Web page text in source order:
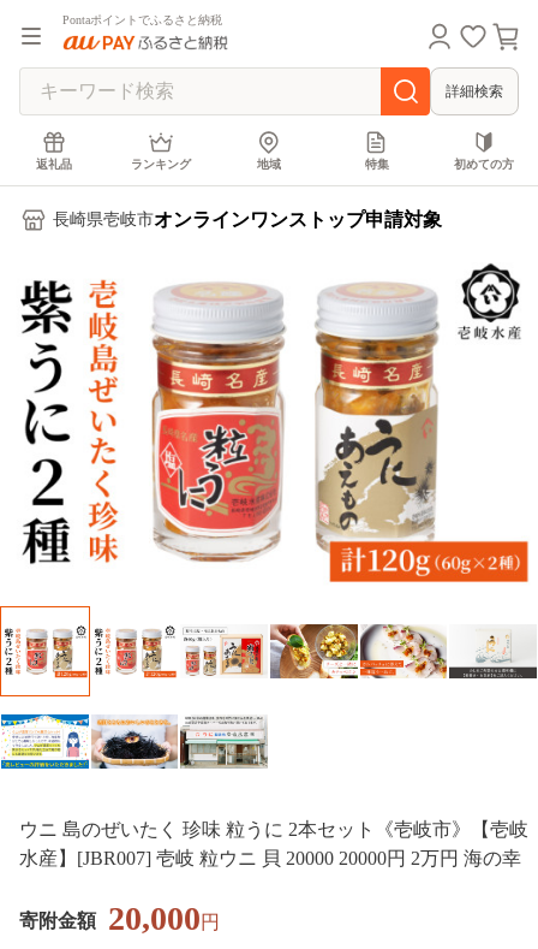
Pontaポイントでふるさと納税
詳細検索
返礼品 ランキング 地域 特集 初めての方
長崎県壱岐市オンラインワンストップ申請対象
ウニ 島のぜいたく 珍味 粒うに 2本セット《壱岐市》【壱岐
水産】[JBR007] 壱岐 粒ウニ 貝 20000 20000円 2万円 海の幸
寄附金額 20,000円